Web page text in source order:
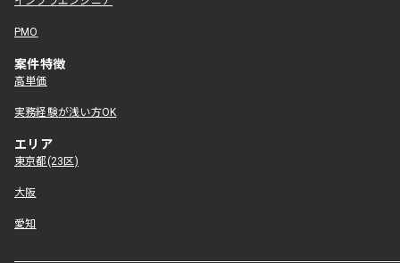
PMO
案件特徴
高単価
実務経験が浅い方OK
エリア
東京都(23区)
大阪
愛知